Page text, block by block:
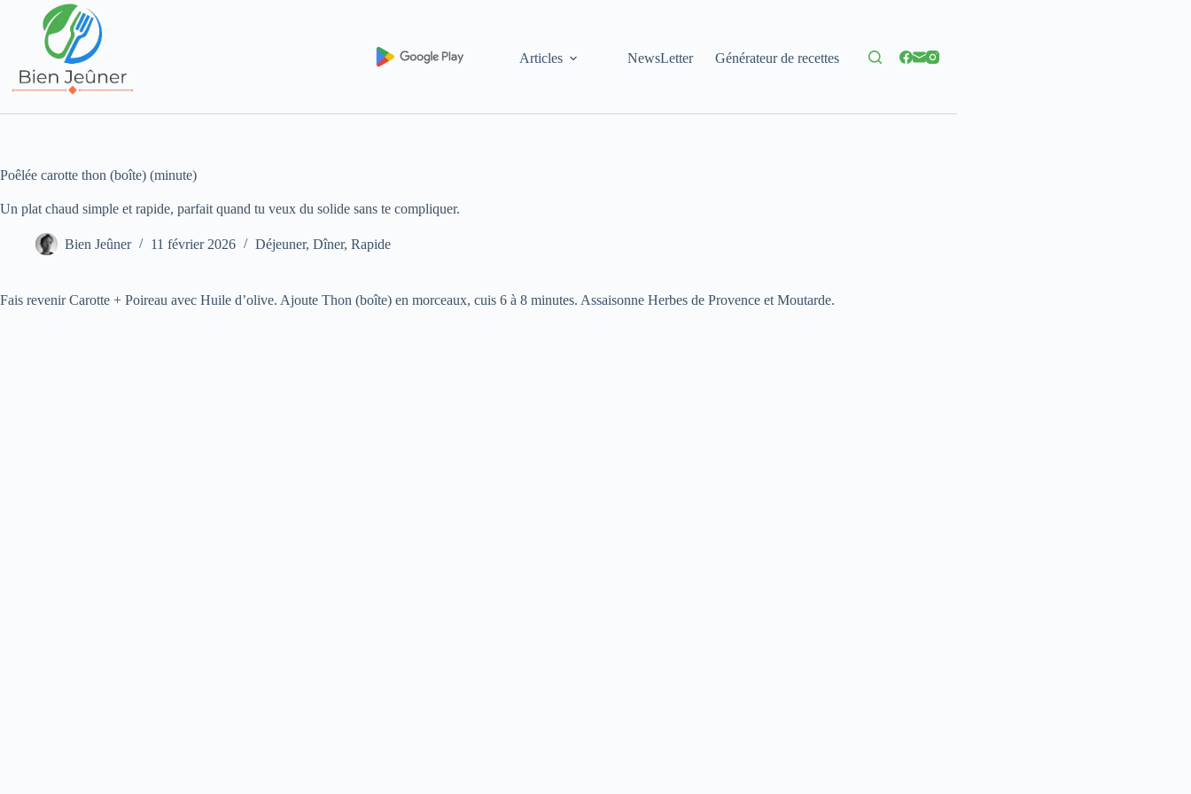
Articles NewsLetter Générateur de recettes
Poêlée carotte thon (boîte) (minute)
Un plat chaud simple et rapide, parfait quand tu veux du solide sans te compliquer.
Bien Jeûner 11 février 2026 Déjeuner, Dîner, Rapide
Fais revenir Carotte + Poireau avec Huile d’olive. Ajoute Thon (boîte) en morceaux, cuis 6 à 8 minutes. Assaisonne Herbes de Provence et Moutarde.